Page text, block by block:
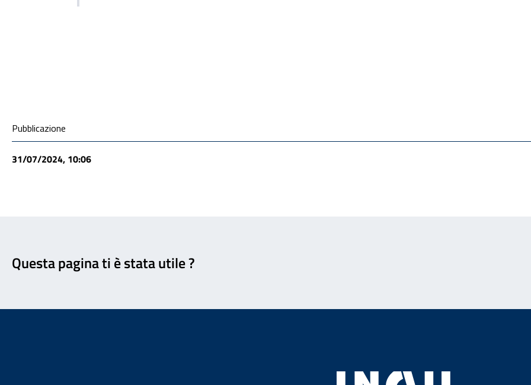
Condivisione social
Pubblicazione
31/07/2024, 10:06
Questa pagina ti è stata utile ?